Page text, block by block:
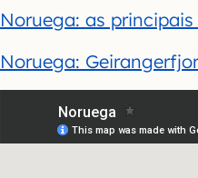
Noruega: as
Noruega: